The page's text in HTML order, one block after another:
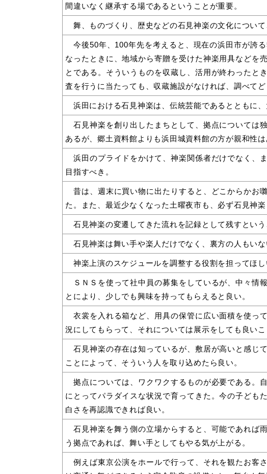
間違いなく継承する場であるということが重要。
舞、ものづくり、歴史などの石見神楽の文化につい
今後50年、100年先を考えると、現在の浜田市が誇
なったときに、地域から寄贈を受けた神楽用具などを
とである。そういうものを収蔵し、活用が終わったと
査を行うに当たっても、収蔵施設がなければ、調べてど
浜田における石見神楽は、伝統芸能であるとともに、
石見神楽を創り出したまちとして、拠点については
あるが、郷土資料館よりも浜田城資料館の方が親和性
浜田のプライドをかけて、神楽関係者だけでなく、
目指すべき。
昔は、週末に買い物に出たりすると、どこからかお
た。また、最近少なくなった土曜夜市も、必ず石見神
石見神楽の変遷してきた流れを記録として残すという
石見神楽は舞い手や楽人だけでなく、裏方の人もい
神楽上演のスケジュールを調整する役割を担ってほし
ＳＮＳを使って社中員の募集をしているが、中々情
とにより、少しでも興味を持ってもらえると良い。
衣裳を入れる箱など、用具の保管に広い面積を使っ
況にしてもらって、それについては展示をしても良い
石見神楽の存在は知っているが、敷居が高いと感じ
ことによって、そういう人を取り込めたら良い。
拠点については、ワクワクするものが必要である。
にとってパラダイスな状況で育ってきた。今の子ども
白さを再認識できれば良い。
石見神楽を舞う側の立場からすると、可能であれば
う拠点であれば、舞い手としてもやる気が上がる。
例えば東京公演をホールで行って、それを観たお客